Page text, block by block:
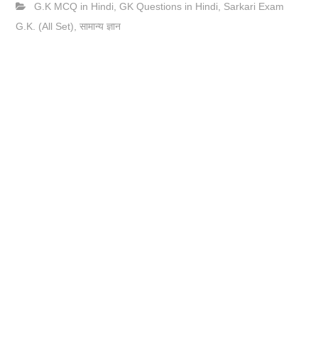
G.K MCQ in Hindi,GK Questions in Hindi, Sarkari Exam
G.K. (All Set),सामान्य ज्ञान